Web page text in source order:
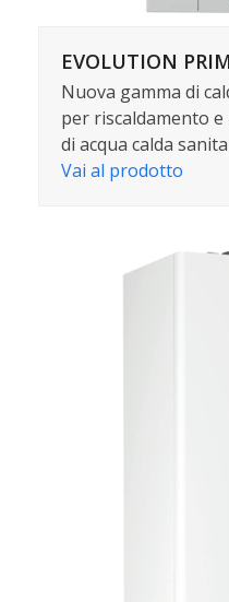
EVOLUTION
Nuova gamma di
per riscaldamento
di acqua calda
Vai al prodotto